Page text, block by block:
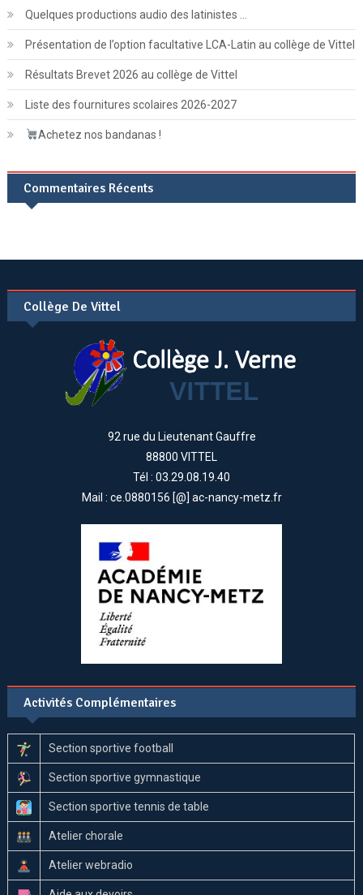
Quelques productions audio des latinistes …
Présentation de l’option facultative LCA-Latin au collège de Vittel
Résultats Brevet 2026 au collège de Vittel
Liste des fournitures scolaires 2026-2027
Achetez nos bandanas !
Commentaires Récents
Collège De Vittel
92 rue du Lieutenant Gauffre
88800 VITTEL
Tél : 03.29.08.19.40
Mail : ce.0880156 [@] ac-nancy-metz.fr
Activités Complémentaires
Section sportive football
Section sportive gymnastique
Section sportive tennis de table
Atelier chorale
Atelier webradio